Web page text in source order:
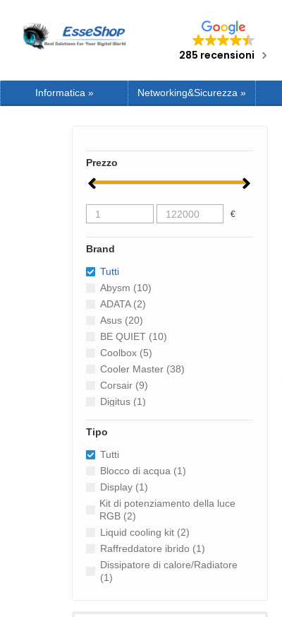
285 recensioni
Informatica» Networking&Sicurezza »
Prezzo
€
Brand
Tutti
Abysm (10)
ADATA (2)
Asus (20)
BE QUIET (10)
Coolbox (5)
Cooler Master (38)
Corsair (9)
Digitus (1)
ITEK (9)
LINK (1)
Mars Gaming (35)
MSI (14)
MSI MICROSTAR (6)
NEUTRA (1)
NOUA (6)
SHARKOON (14)
THERMAL GRIZZLY (1)
Unykach (6)
Tipo
Tutti
Blocco di acqua (1)
Display (1)
Kit di potenziamento della luce
RGB (2)
Liquid cooling kit (2)
Raffreddatore ibrido (1)
Dissipatore di calore/Radiatore
(1)